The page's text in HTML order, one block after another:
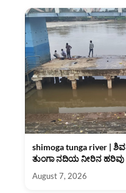
shimoga tunga river |
ತುಂಗಾ ನದಿಯ ನೀರಿನ ಹರಿವು
August 7, 2026